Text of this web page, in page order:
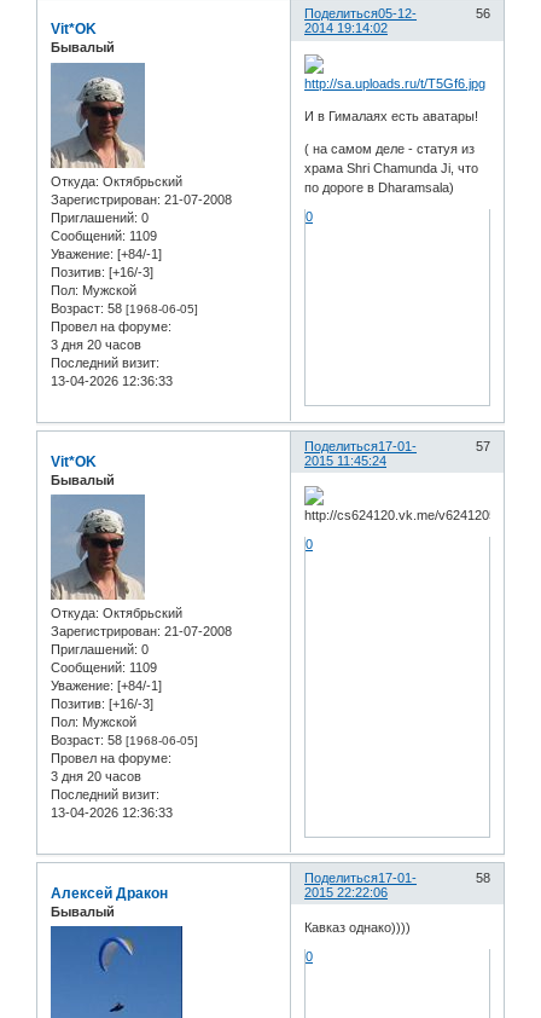
Поделиться 56
05-12-
2014 19:14:02
Vit*OK
Бывалый
Откуда: Oктябрьский
Зарегистрирован: 21-07-2008
Приглашений: 0
Сообщений: 1109
Уважение: [+84/-1]
Позитив: [+16/-3]
Пол: Мужской
Возраст: 58 [1968-06-05]
Провел на форуме:
3 дня 20 часов
Последний визит:
13-04-2026 12:36:33
И в Гималаях есть аватары!
( на самом деле - статуя из
храма Shri Chamunda Ji, что
по дороге в Dharamsala)
0
Поделиться 57
17-01-
2015 11:45:24
Vit*OK
Бывалый
Откуда: Oктябрьский
Зарегистрирован: 21-07-2008
Приглашений: 0
Сообщений: 1109
Уважение: [+84/-1]
Позитив: [+16/-3]
Пол: Мужской
Возраст: 58 [1968-06-05]
Провел на форуме:
3 дня 20 часов
Последний визит:
13-04-2026 12:36:33
0
Поделиться 58
17-01-
2015 22:22:06
Алексей Дракон
Бывалый
Кавказ однако))))
0